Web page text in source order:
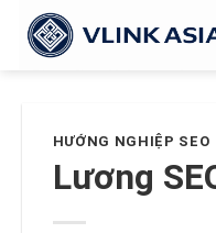
qua
HƯỚNG NGHIỆP SEO
Lương